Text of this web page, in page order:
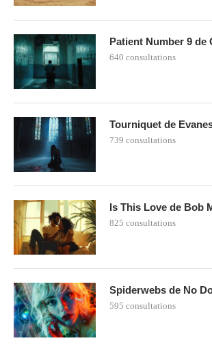
Patient Number 9 de
640 consultations
Tourniquet de
739 consultations
Is This Love de Bob
825 consultations
Spiderwebs de No
595 consultations